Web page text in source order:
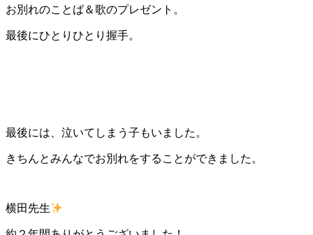
お別れのことば＆歌のプレゼント。
最後にひとりひとり握手。
最後には、泣いてしまう子もいました。
きちんとみんなでお別れをすることができました。
横田先生